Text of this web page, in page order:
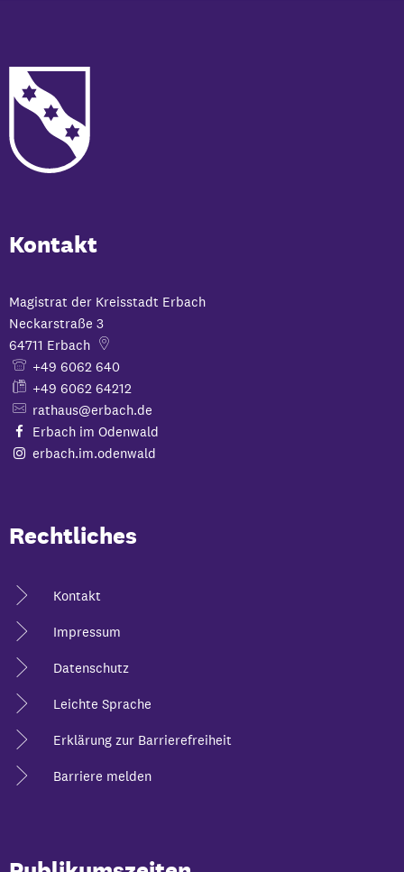
Kontakt
Magistrat der Kreisstadt Erbach
Neckarstraße 3
64711 Erbach
+49 6062 640
+49 6062 64212
rathaus@erbach.de
Erbach im Odenwald
erbach.im.odenwald
Rechtliches
Kontakt
Impressum
Datenschutz
Leichte Sprache
Erklärung zur Barrierefreiheit
Barriere melden